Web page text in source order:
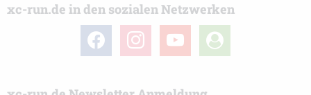
xc-run.de in den sozialen Netzwerken
facebook instagramyoutube
user-
circle